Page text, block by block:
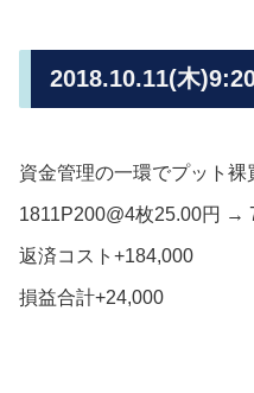
2018.10.11(木
資金管理の一環でプット裸
1811P200@4枚25.00円 →
返済コスト+184,000
損益合計+24,000